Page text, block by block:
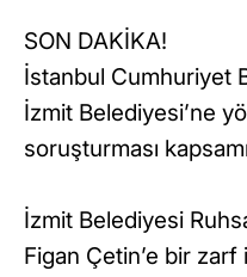
SON DAKİKA!
İstanbul Cumhuriyet
İzmit Belediyesi’ne
soruşturması
İzmit Belediyesi
Figan Çetin’e bir